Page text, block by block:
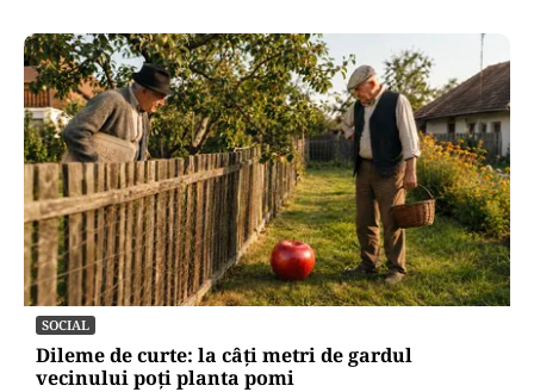
SOCIAL
Dileme de curte: la câți metri de gardul
vecinului poți planta pomi